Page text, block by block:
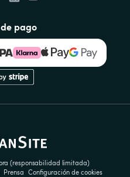
pago
(responsabilidad limitada)
Prensa Configuración de cookies